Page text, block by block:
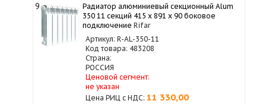
9
Радиатор алюминиевый секционный Alum
350 11 секций 415 x 891 x 90 боковое
подключение Rifar
Артикул: R-AL-350-11
Код товара: 483208
Страна:
РОССИЯ
Ценовой сегмент:
не указан
Цена РИЦ с НДС: 11 330,00